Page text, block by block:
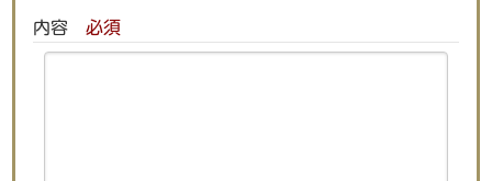
内容 必須